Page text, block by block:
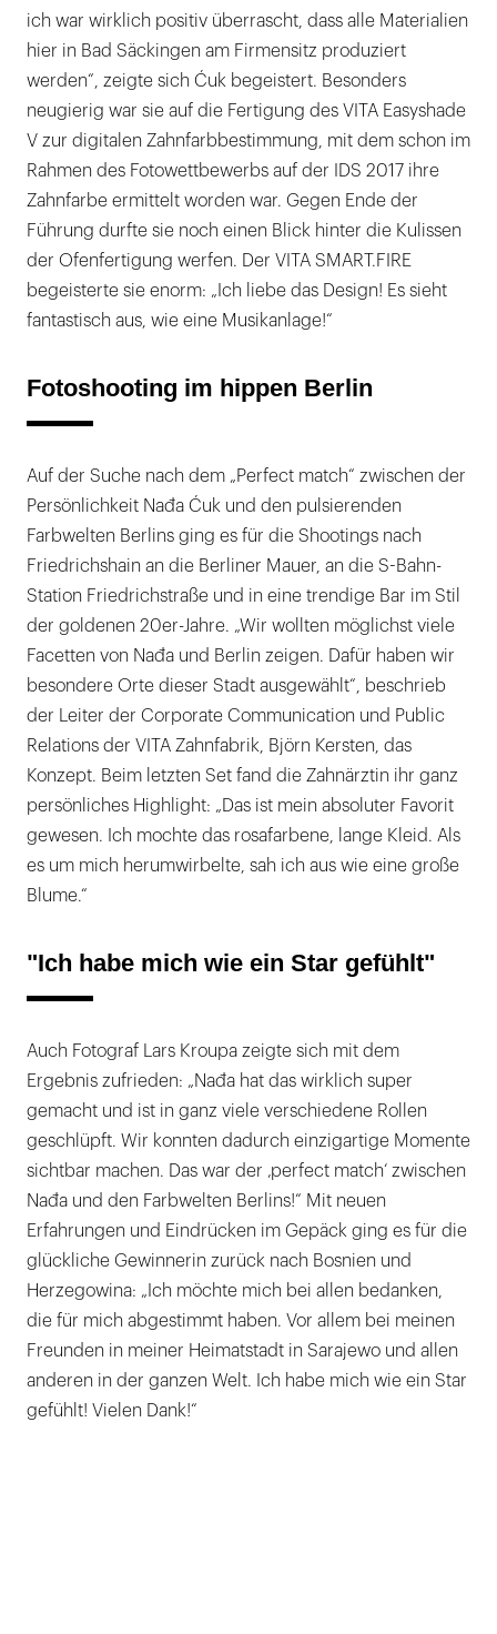
ich war wirklich positiv überrascht, dass alle Materialien
hier in Bad Säckingen am Firmensitz produziert
werden“, zeigte sich Ćuk begeistert. Besonders
neugierig war sie auf die Fertigung des VITA Easyshade
V zur digitalen Zahnfarbbestimmung, mit dem schon im
Rahmen des Fotowettbewerbs auf der IDS 2017 ihre
Zahnfarbe ermittelt worden war. Gegen Ende der
Führung durfte sie noch einen Blick hinter die Kulissen
der Ofenfertigung werfen. Der VITA SMART.FIRE
begeisterte sie enorm: „Ich liebe das Design! Es sieht
fantastisch aus, wie eine Musikanlage!“
Fotoshooting im hippen Berlin
Auf der Suche nach dem „Perfect match“ zwischen der
Persönlichkeit Nađa Ćuk und den pulsierenden
Farbwelten Berlins ging es für die Shootings nach
Friedrichshain an die Berliner Mauer, an die S-Bahn-
Station Friedrichstraße und in eine trendige Bar im Stil
der goldenen 20er-Jahre. „Wir wollten möglichst viele
Facetten von Nađa und Berlin zeigen. Dafür haben wir
besondere Orte dieser Stadt ausgewählt“, beschrieb
der Leiter der Corporate Communication und Public
Relations der VITA Zahnfabrik, Björn Kersten, das
Konzept. Beim letzten Set fand die Zahnärztin ihr ganz
persönliches Highlight: „Das ist mein absoluter Favorit
gewesen. Ich mochte das rosafarbene, lange Kleid. Als
es um mich herumwirbelte, sah ich aus wie eine große
Blume.“
"Ich habe mich wie ein Star gefühlt"
Auch Fotograf Lars Kroupa zeigte sich mit dem
Ergebnis zufrieden: „Nađa hat das wirklich super
gemacht und ist in ganz viele verschiedene Rollen
geschlüpft. Wir konnten dadurch einzigartige Momente
sichtbar machen. Das war der ‚perfect match‘ zwischen
Nađa und den Farbwelten Berlins!“ Mit neuen
Erfahrungen und Eindrücken im Gepäck ging es für die
glückliche Gewinnerin zurück nach Bosnien und
Herzegowina: „Ich möchte mich bei allen bedanken,
die für mich abgestimmt haben. Vor allem bei meinen
Freunden in meiner Heimatstadt in Sarajewo und allen
anderen in der ganzen Welt. Ich habe mich wie ein Star
gefühlt! Vielen Dank!“